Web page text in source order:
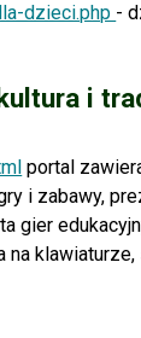
dzieci.php -
i
portal
i zabawy,
gier
na